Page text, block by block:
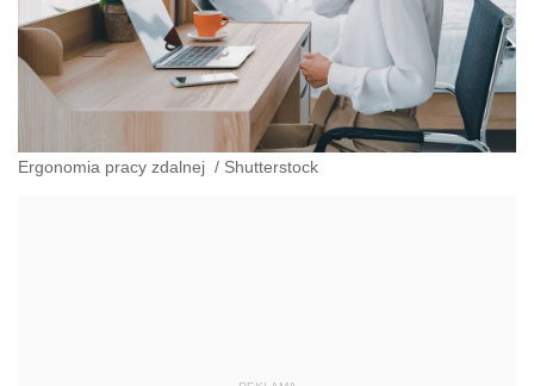
Ergonomia pracy zdalnej / Shutterstock